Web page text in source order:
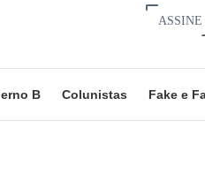
ASSINE
B Colunistas Fake e